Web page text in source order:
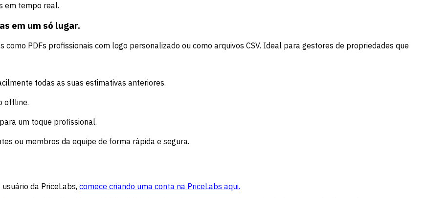
em tempo real.
em um só lugar.
PDFs profissionais com logo personalizado ou como arquivos CSV. Ideal para gestores de propriedades que
todas as suas estimativas anteriores.
offline.
um toque profissional.
ou membros da equipe de forma rápida e segura.
da PriceLabs, comece criando uma conta na PriceLabs aqui.